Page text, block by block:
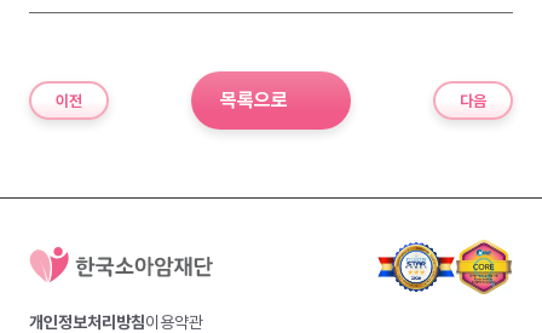
이전 목록으로 다음
개인정보처리방침이용약관